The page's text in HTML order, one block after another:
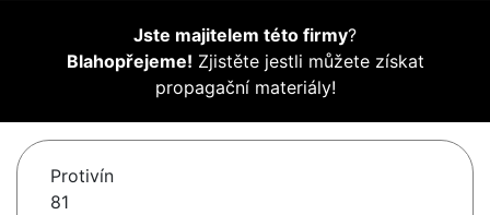
Jste majitelem této firmy?
Blahopřejeme! Zjistěte jestli můžete získat
propagační materiály!
Protivín
81